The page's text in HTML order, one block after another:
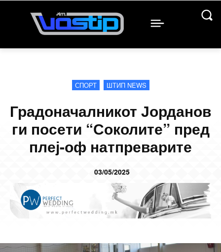
СПОРТ ШТИП NEWS
Градоначалникот Јорданов
ги посети “Соколите” пред
плеј-оф натпреварите
03/05/2025